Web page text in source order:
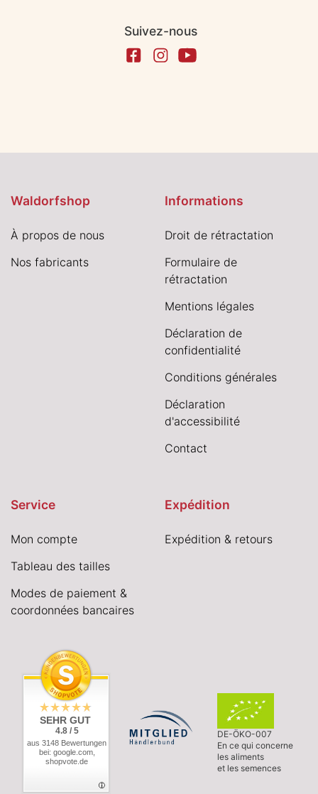
Suivez-nous
Waldorfshop
À propos de nous
Nos fabricants
Informations
Droit de rétractation
Formulaire de
rétractation
Mentions légales
Déclaration de
confidentialité
Conditions générales
Déclaration
d'accessibilité
Contact
Service
Mon compte
Tableau des tailles
Modes de paiement &
coordonnées bancaires
Expédition
Expédition & retours
SEHR GUT
4.8 / 5
aus 3148 Bewertungen
bei: google.com,
shopvote.de
DE-ÖKO-007
En ce qui concerne
les aliments
et les semences